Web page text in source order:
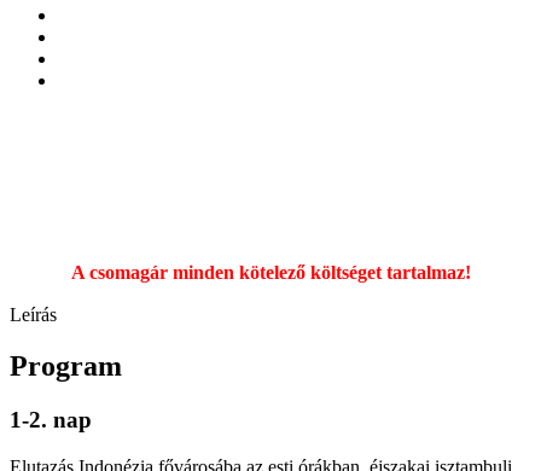
A csomagár minden kötelező költséget tartalmaz!
Leírás
Program
1-2. nap
Elutazás Indonézia fővárosába az esti órákban, éjszakai isztambuli